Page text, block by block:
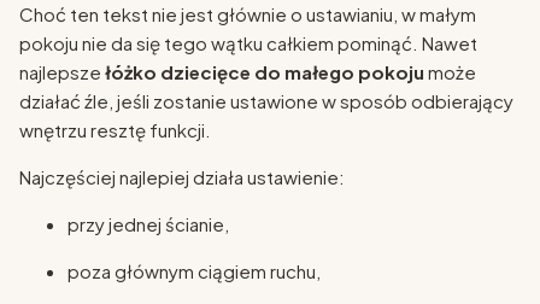
Choć ten tekst nie jest głównie o ustawianiu, w małym
pokoju nie da się tego wątku całkiem pominąć. Nawet
najlepsze łóżko dziecięce do małego pokoju może
działać źle, jeśli zostanie ustawione w sposób odbierający
wnętrzu resztę funkcji.
Najczęściej najlepiej działa ustawienie:
przy jednej ścianie,
poza głównym ciągiem ruchu,